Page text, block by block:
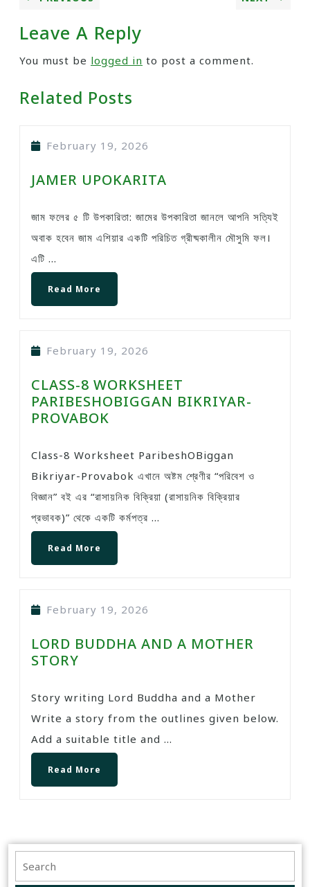
Leave A Reply
You must be logged in to post a comment.
Related Posts
February 19, 2026
JAMER UPOKARITA
জাম ফলের ৫ টি উপকারিতা: জামের উপকারিতা জানলে আপনি সত্যিই
অবাক হবেন জাম এশিয়ার একটি পরিচিত গ্রীষ্মকালীন মৌসুমি ফল।
এটি ...
Read More
February 19, 2026
CLASS-8 WORKSHEET
PARIBESHOBIGGAN BIKRIYAR-
PROVABOK
Class-8 Worksheet ParibeshOBiggan
Bikriyar-Provabok এখানে অষ্টম শ্রেণীর “পরিবেশ ও
বিজ্ঞান” বই এর “রাসায়নিক বিক্রিয়া (রাসায়নিক বিক্রিয়ার
প্রভাবক)” থেকে একটি কর্মপত্র ...
Read More
February 19, 2026
LORD BUDDHA AND A MOTHER
STORY
Story writing Lord Buddha and a Mother
Write a story from the outlines given below.
Add a suitable title and ...
Read More